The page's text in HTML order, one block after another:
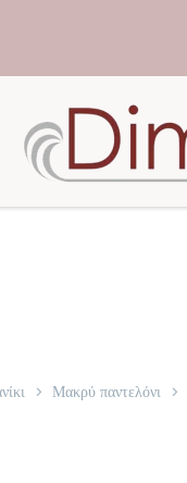
Μακρύ παντελόνι